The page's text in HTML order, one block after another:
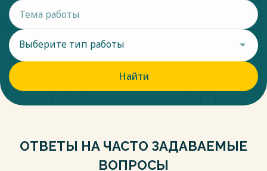
Выберите тип работы
Найти
ОТВЕТЫ НА ЧАСТО ЗАДАВАЕМЫЕ
ВОПРОСЫ